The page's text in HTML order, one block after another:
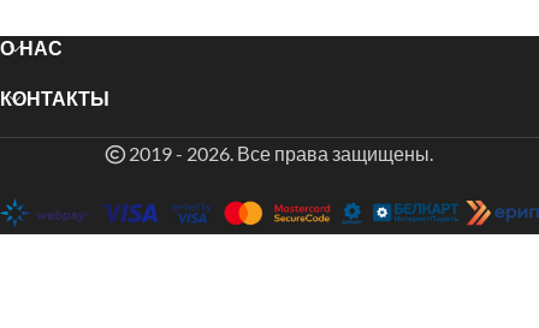
О НАС
КОНТАКТЫ
2019 - 2026. Все права защищены.